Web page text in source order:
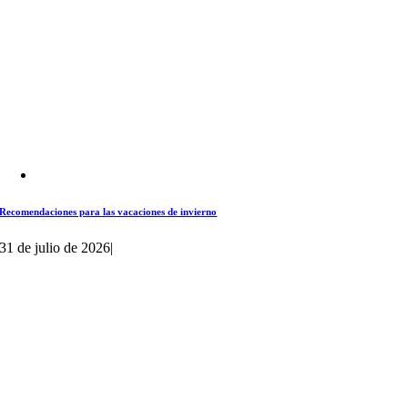
Recomendaciones para las vacaciones de invierno
31 de julio de 2026|